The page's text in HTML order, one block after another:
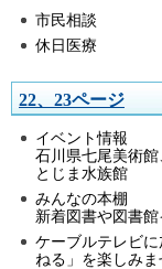
市民相談
休日医療
22、23ページ
イベント情報
石川県七尾美術
とじま水族館
みんなの本棚
新着図書や図書
ケーブルテレビ
ねる」を楽しみ